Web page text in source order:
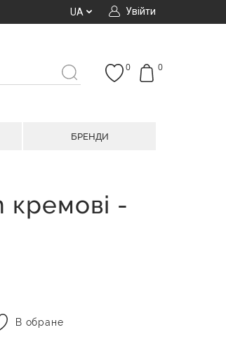
Увійти
UA
0
0
БРЕНДИ
кремові -
В обране